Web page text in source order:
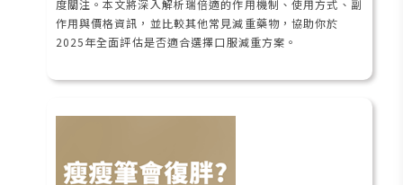
度關注。本文將深入解析瑞倍適的作用機制、使用方式、副
作用與價格資訊，並比較其他常見減重藥物，協助你於
2025年全面評估是否適合選擇口服減重方案。